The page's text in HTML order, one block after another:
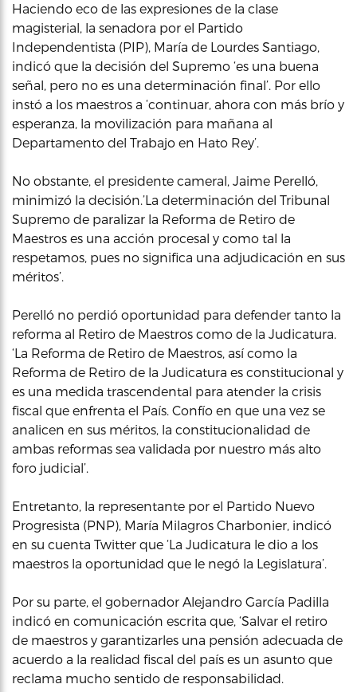
Haciendo eco de las expresiones de la clase
magisterial, la senadora por el Partido
Independentista (PIP), María de Lourdes Santiago,
indicó que la decisión del Supremo ‘es una buena
señal, pero no es una determinación final’. Por ello
instó a los maestros a ‘continuar, ahora con más brío y
esperanza, la movilización para mañana al
Departamento del Trabajo en Hato Rey’.
No obstante, el presidente cameral, Jaime Perelló,
minimizó la decisión.’La determinación del Tribunal
Supremo de paralizar la Reforma de Retiro de
Maestros es una acción procesal y como tal la
respetamos, pues no significa una adjudicación en sus
méritos’.
Perelló no perdió oportunidad para defender tanto la
reforma al Retiro de Maestros como de la Judicatura.
‘La Reforma de Retiro de Maestros, así como la
Reforma de Retiro de la Judicatura es constitucional y
es una medida trascendental para atender la crisis
fiscal que enfrenta el País. Confío en que una vez se
analicen en sus méritos, la constitucionalidad de
ambas reformas sea validada por nuestro más alto
foro judicial’.
Entretanto, la representante por el Partido Nuevo
Progresista (PNP), María Milagros Charbonier, indicó
en su cuenta Twitter que ‘La Judicatura le dio a los
maestros la oportunidad que le negó la Legislatura’.
Por su parte, el gobernador Alejandro García Padilla
indicó en comunicación escrita que, ‘Salvar el retiro
de maestros y garantizarles una pensión adecuada de
acuerdo a la realidad fiscal del país es un asunto que
reclama mucho sentido de responsabilidad.